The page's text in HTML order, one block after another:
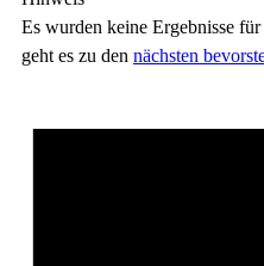
Es wurden keine Ergebnisse
geht es zu den nächsten